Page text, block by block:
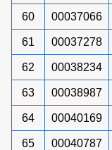
60 00037066
61 00037278
62 00038234
63 00038987
64 00040169
65 00040787